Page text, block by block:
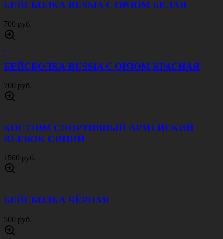
КОСТЮМ ЛЁТНЫЙ ТЕХНИЧЕСКИЙ СИНИЙ
2000 руб.
КОКАРДА СО ЗВЕЗДОЙ ОЛИВА
100 руб.
КОСТЮМ МЕМБРАННЫЙ ОСКАР МОХ
5000 руб.
КОСТЮМ МЕМБРАННЫЙ ОСКАР ЛЕС
БЕЛЫЙ
5000 руб.